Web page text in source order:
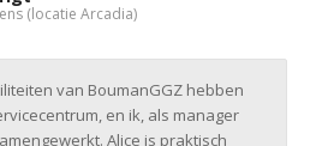
(locatie Arcadia)
van BoumanGGZ hebben
en ik, als manager
Alice is praktisch